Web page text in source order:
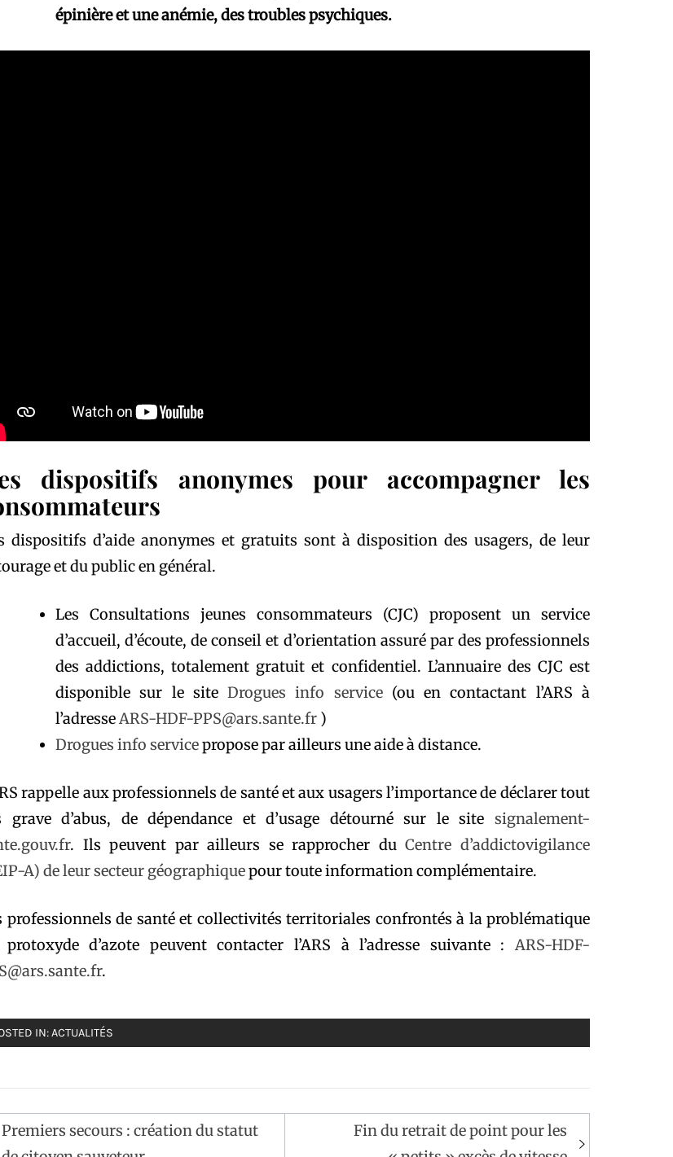
épinière et une anémie, destroubles psychiques.
dispositifs anonymes pour accompagner les
dispositifs d’aide anonymes et gratuits sont à disposition des usagers, de leur
et du public en général.
Les Consultations jeunes consommateurs (CJC) proposent un service
d’accueil, d’écoute, de conseil et d’orientation assuré par des professionnels
des addictions, totalement gratuit et confidentiel. L’annuaire des CJC est
disponible sur le siteDrogues info service(ou en contactant l’ARS à
l’adresseARS-HDF-PPS@ars.sante.fr )
Drogues info servicepropose par ailleurs une aide à distance.
rappelle aux professionnels de santé et aux usagers l’importance de déclarer tout
grave d’abus, de dépendance et d’usage détourné sur le site signalement-
. Ils peuvent par ailleurs se rapprocher duCentre d’addictovigilance
A) de leur secteur géographiquepour toute information complémentaire.
professionnels de santé et collectivités territoriales confrontés à la problématique
d’azote peuvent contacter l’ARS à l’adresse suivante : ARS-HDF-
.
IN:ACTUALITÉS
Premiers secours : création du statut
Fin du retrait de point pour les